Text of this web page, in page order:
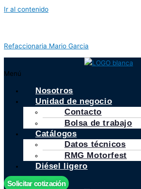
Ir al contenido
Refaccionaria Mario Garcia
Menú
Nosotros
Unidad de negocio
Contacto
Bolsa de trabajo
Catálogos
Datos técnicos
RMG Motorfest
Diésel ligero
Solicitar cotización